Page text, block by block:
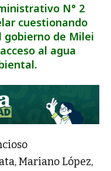
N° 2
cuestionando
gobierno de Milei
al agua
Mariano López,